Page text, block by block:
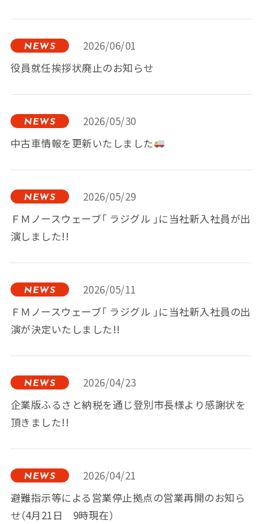
NEWS
2026/06/01
役員就任挨拶状廃止のお知らせ
NEWS
2026/05/30
中古車情報を更新いたしました
NEWS
2026/05/29
ＦＭノースウェーブ「 ラジグル 」に当社新入社員が出
演しました!!
NEWS
2026/05/11
ＦＭノースウェーブ「 ラジグル 」に当社新入社員の出
演が決定いたしました!!
NEWS
2026/04/23
企業版ふるさと納税を通じ登別市長様より感謝状を
頂きました!!
NEWS
2026/04/21
避難指示等による営業停止拠点の営業再開のお知ら
せ（4月21日 9時現在）